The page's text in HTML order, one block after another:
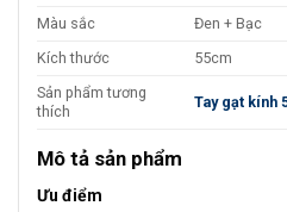
Màu sắc
Đen + Bạc
Kích thước
55cm
Sản phẩm tương
thích
Tay gạt kính
Mô tả sản phẩm
Ưu điểm